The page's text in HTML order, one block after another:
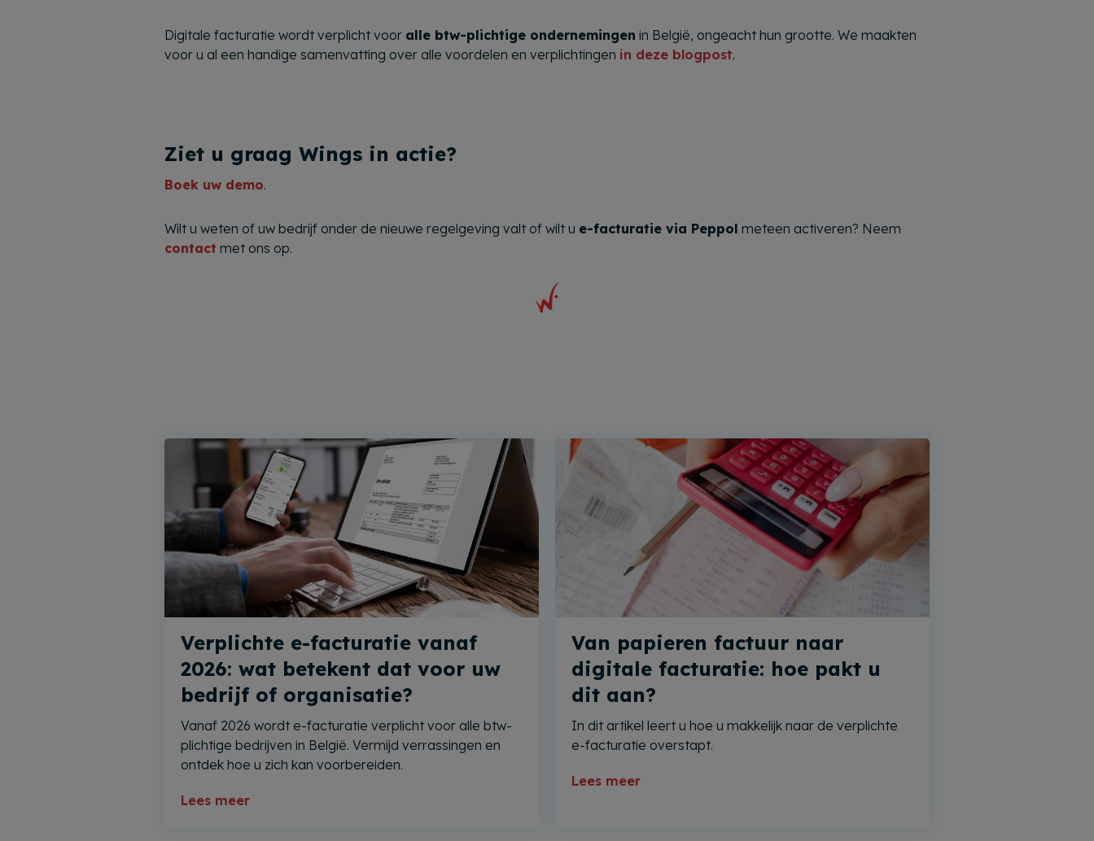
Digitale facturatie wordt verplicht voor alle btw-plichtige ondernemingen in België, ongeacht hun grootte. We maakten
voor u al een handige samenvatting over alle voordelen en verplichtingen in deze blogpost.
Ziet u graag Wings in actie?
Boek uw demo.
Wilt u weten of uw bedrijf onder de nieuwe regelgeving valt of wilt u e-facturatie via Peppol meteen activeren? Neem
contact met ons op.
Verplichte e-facturatie vanaf
2026: wat betekent dat voor uw
bedrijf of organisatie?
Vanaf 2026 wordt e-facturatie verplicht voor alle btw-
plichtige bedrijven in België. Vermijd verrassingen en
ontdek hoe u zich kan voorbereiden.
Lees meer
Van papieren factuur naar
digitale facturatie: hoe pakt u
dit aan?
In dit artikel leert u hoe u makkelijk naar de verplichte
e-facturatie overstapt.
Lees meer